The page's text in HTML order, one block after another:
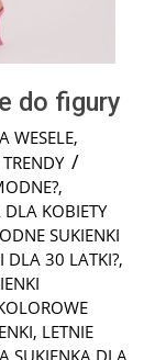
do figury
WESELE,
TRENDY
,
DLA KOBIETY
SUKIENKI
DLA 30 LATKI?,
, LETNIE
SUKIENKA DLA